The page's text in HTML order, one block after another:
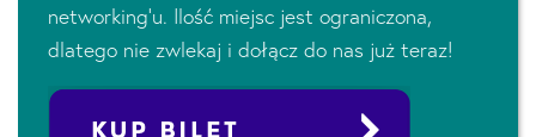
networking’u. Ilość miejsc jest ograniczona,
dlatego nie zwlekaj i dołącz do nas już teraz!